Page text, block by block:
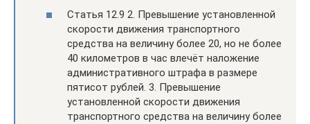
Статья 12.9 2. Превышение установленной
скорости движения транспортного
средства на величину более 20, но не более
40 километров в час влечёт наложение
административного штрафа в размере
пятисот рублей. 3. Превышение
установленной скорости движения
транспортного средства на величину более